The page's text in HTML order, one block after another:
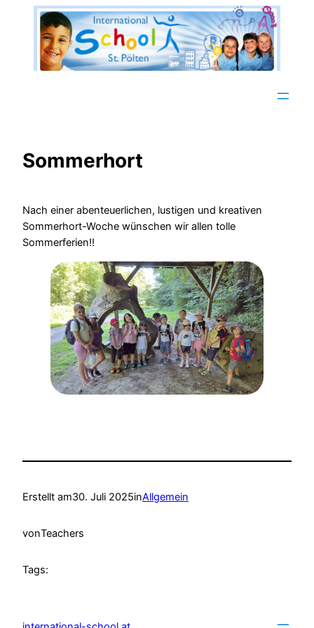
springen
Sommerhort
Nach einer abenteuerlichen, lustigen und kreativen
Sommerhort-Woche wünschen wir allen tolle
Sommerferien!!
Erstellt am30. Juli 2025inAllgemein
vonTeachers
Tags: